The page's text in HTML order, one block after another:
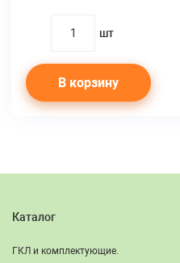
quantity
шт
В корзину
Каталог
ГКЛ и комплектующие.